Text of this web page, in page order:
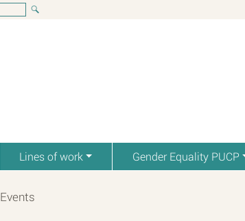
Lines of work Gender Equality PUCP
Events